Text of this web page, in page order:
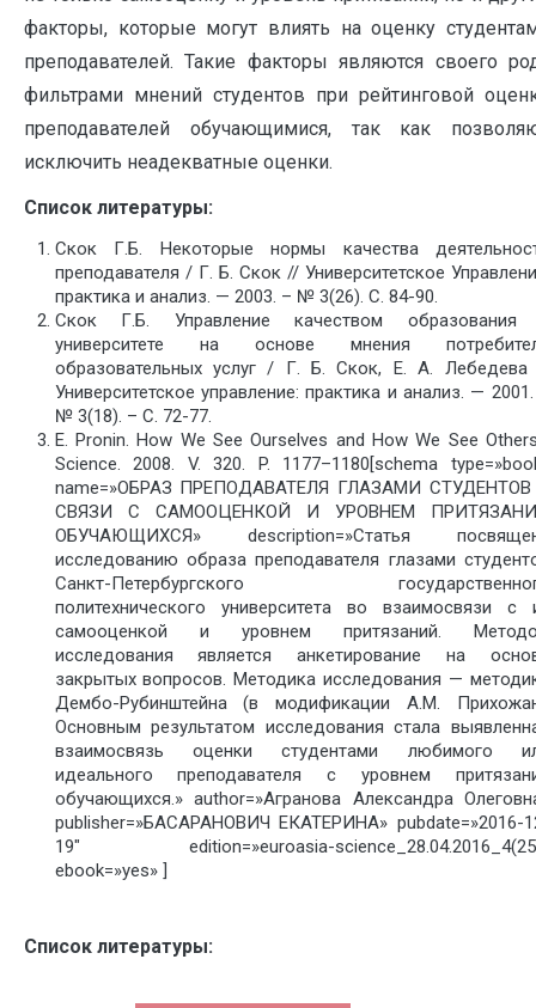
факторы, которые могут влиять на оценку
преподавателей. Такие факторы являются своего
фильтрами мнений студентов при рейтинговой
преподавателей обучающимися, так как
исключить неадекватные оценки.
Список литературы:
Скок Г.Б. Некоторые нормы качества
преподавателя / Г. Б. Скок // Университетское
практика и анализ. — 2003. – № 3(26). С. 84-90.
Скок Г.Б. Управление качеством образования
университете на основе мнения
образовательных услуг / Г. Б. Скок, Е. А.
Университетское управление: практика и анализ. —
№ 3(18). – С. 72-77.
E. Pronin. How We See Ourselves and How We See
Science. 2008. V. 320. P. 1177–1180[schema
name=»ОБРАЗ ПРЕПОДАВАТЕЛЯ ГЛАЗАМИ
СВЯЗИ С САМООЦЕНКОЙ И УРОВНЕМ
ОБУЧАЮЩИХСЯ» description=»Статья
исследованию образа преподавателя глазами
Санкт-Петербургского
политехнического университета во взаимосвязи с
самооценкой и уровнем притязаний.
исследования является анкетирование на
закрытых вопросов. Методика исследования —
Дембо-Рубинштейна (в модификации A.M.
Основным результатом исследования стала
взаимосвязь оценки студентами любимого
идеального преподавателя с уровнем
обучающихся.» author=»Агранова Александра
publisher=»БАСАРАНОВИЧ ЕКАТЕРИНА» pubdate=»2016-
19″ edition=»euroasia-
ebook=»yes» ]
Список литературы: